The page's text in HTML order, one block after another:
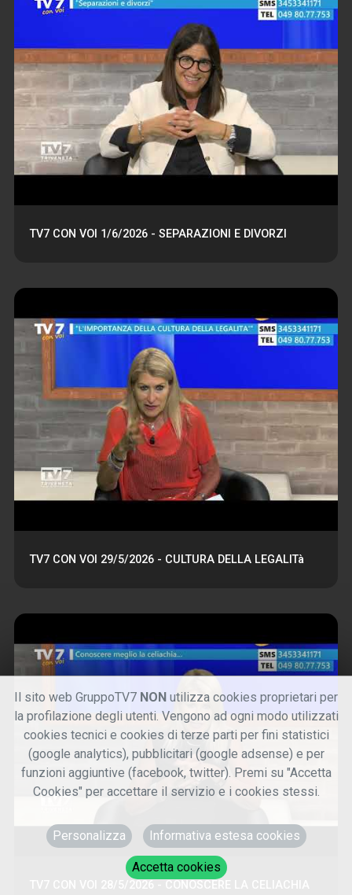
TV7 CON VOI 1/6/2026 - SEPARAZIONI E DIVORZI
TV7 CON VOI 29/5/2026 - CULTURA DELLA LEGALITà
Il sito web GruppoTV7 NON utilizza cookies proprietari per
la profilazione degli utenti. Vengono ad ogni modo utilizzati
cookies tecnici e cookies di terze parti per fini statistici
(google analytics), pubblicitari (google adsense) e per
funzioni aggiuntive (facebook, twitter). Premi su "Accetta
Cookies" per accettare il servizio e i cookies stessi.
Personalizza Informativa estesa cookies
Accetta cookies